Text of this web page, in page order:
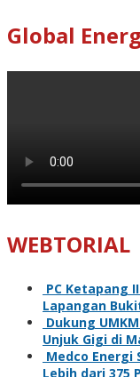
Global
WEBTORIAL
PC Ketapang
Lapangan
Dukung
Unjuk Gigi di
Medco Energi
Lebih dari 375